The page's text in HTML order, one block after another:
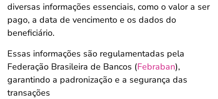
diversas informações essenciais, como o valor a ser
pago, a data de vencimento e os dados do
beneficiário.
Essas informações são regulamentadas pela
Federação Brasileira de Bancos (Febraban),
garantindo a padronização e a segurança das
transações​